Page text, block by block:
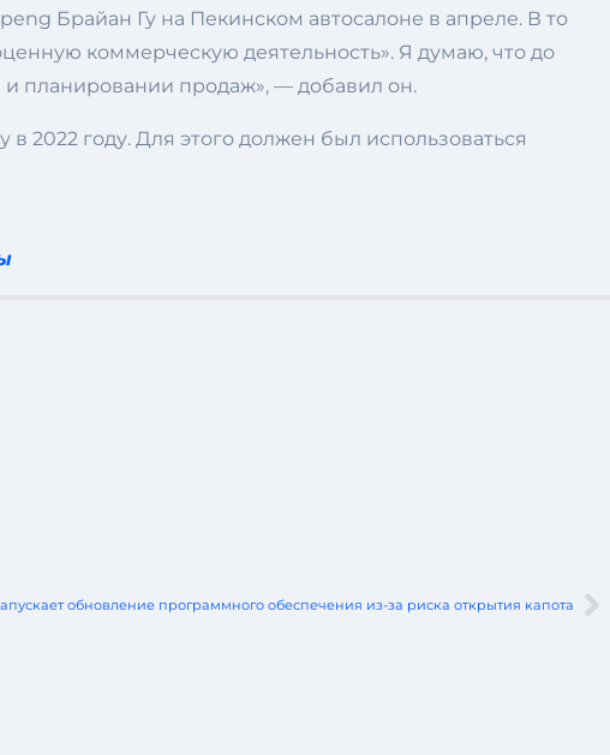
Брайан Гу на Пекинском автосалоне в апреле. В то
коммерческую деятельность». Я думаю, что до
и планировании продаж», — добавил он.
2022 году. Для этого должен был использоваться
обновление программного обеспечения из-за риска открытия капота